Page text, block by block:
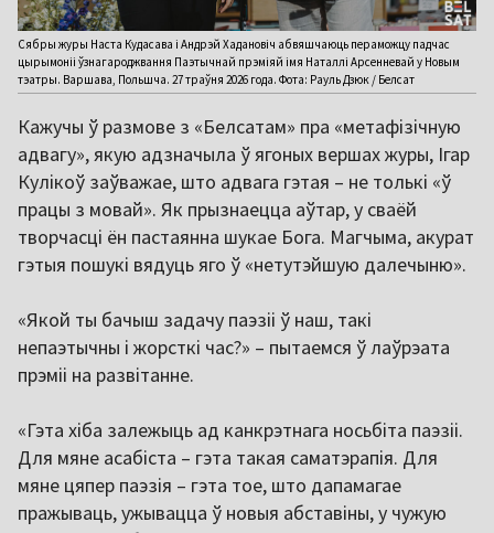
Сябры журы Наста Кудасава і Андрэй Хадановіч абвяшчаюць пераможцу падчас
цырымоніі ўзнагароджвання Паэтычнай прэміяй імя Наталлі Арсенневай у Новым
тэатры. Варшава, Польшча. 27 траўня 2026 года. Фота: Рауль Дзюк / Белсат
Кажучы ў размове з «Белсатам» пра «метафізічную
адвагу», якую адзначыла ў ягоных вершах журы, Ігар
Кулікоў заўважае, што адвага гэтая – не толькі «ў
працы з мовай». Як прызнаецца аўтар, у сваёй
творчасці ён пастаянна шукае Бога. Магчыма, акурат
гэтыя пошукі вядуць яго ў «нетутэйшую далечыню».
«Якой ты бачыш задачу паэзіі ў наш, такі
непаэтычны і жорсткі час?» – пытаемся ў лаўрэата
прэміі на развітанне.
«Гэта хіба залежыць ад канкрэтнага носьбіта паэзіі.
Для мяне асабіста – гэта такая саматэрапія. Для
мяне цяпер паэзія – гэта тое, што дапамагае
пражываць, ужывацца ў новыя абставіны, у чужую